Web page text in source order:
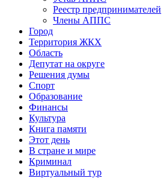
Реестр предпринимателей
Члены АППС
Город
Территория ЖКХ
Область
Депутат на округе
Решения думы
Спорт
Образование
Финансы
Культура
Книга памяти
Этот день
В стране и мире
Криминал
Виртуальный тур